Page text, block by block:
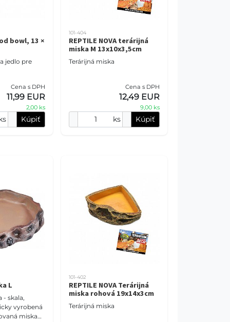
bowl, 13 ×
jedlo pre
Cena s DPH
11,99 EUR
2,00 ks
Kúpiť
101-404
REPTILE NOVA terárijná
miska M 13x10x3,5cm
Terárijná miska
Cena s DPH
12,49 EUR
9,00 ks
ks Kúpiť
L
- skala,
miska
101-402
REPTILE NOVA Terárijná
miska rohová 19x14x3cm
Terárijná miska